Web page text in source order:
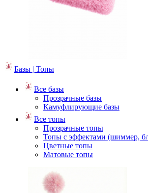
Базы | Топы
Все базы
Прозрачные базы
Камуфлирующие базы
Все топы
Прозрачные топы
Топы с эффектами (шиммер,
Цветные топы
Матовые топы